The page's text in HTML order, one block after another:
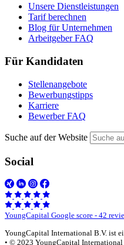
Unsere Dienstleistungen
Tarif berechnen
Blog für Unternehmen
Arbeitgeber FAQ
Für Kandidaten
Stellenangebote
Bewerbungstipps
Karriere
Bewerber FAQ
Suche auf der Website
Social
YoungCapital Google score - 42
YoungCapital International B.V. ist
• © 2023 YoungCapital International